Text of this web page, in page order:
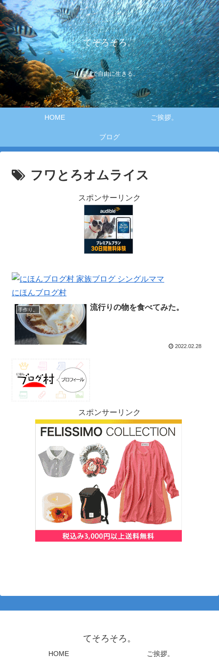
てそろそろ。
笑顔で自由に生きる。
HOME ご挨拶。
ブログ
フワとろオムライス
スポンサーリンク
にほんブログ村
手作り。 流行りの物を食べてみた。
2022.02.28
スポンサーリンク
てそろそろ。
HOME ご挨拶。